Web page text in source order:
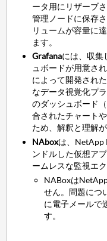
ータ用にリザーブ
管理ノードに保存
リュームが容量に
ます。
Grafanaには、収集
ュボードが用意さ
によって開発され
なデータ視覚化プ
のダッシュボード
合されたチャート
ため、解釈と理解
NAboxは、NetApp
ンドルした仮想ア
ームレスな監視エ
NABoxは
せん。問題につ
に電子メールで
す。